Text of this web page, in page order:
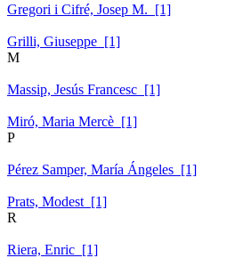
Gregori i Cifré, Josep M. [1]
Grilli, Giuseppe [1]
M
Massip, Jesús Francesc [1]
Miró, Maria Mercè [1]
P
Pérez Samper, María Ángeles [1]
Prats, Modest [1]
R
Riera, Enric [1]